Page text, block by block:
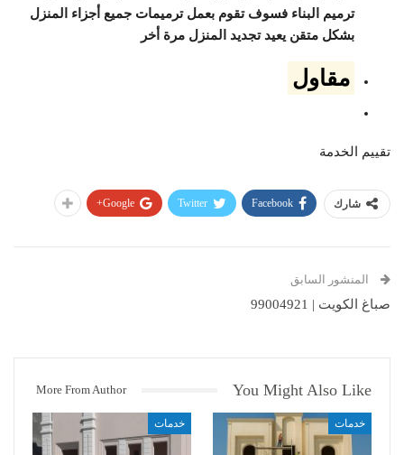
ترميم البناء فسوف تقوم بعمل ترميمات جميع أجزاء المنزل
بشكل متقن يعيد تجديد المنزل مرة أخر
مقاول
تقييم الخدمة
شارك Facebook
Twitter
Google+
المنشور السابق
صباغ الكويت | 99004921
You Might Also Like
More From Author
خدمات خدمات